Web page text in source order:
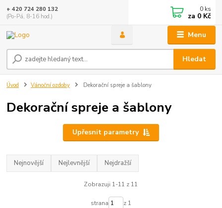
Menu
Hledat
+ 420 724 280 132
(Po-Pá, 8-16 hod.)
0 ks
za 0 Kč
Úvod Vánoční ozdoby Dekorační spreje a šablony
Dekorační spreje a šablony
Upřesnit parametry
Nejnovější Nejlevnější Nejdražší
Zobrazuji 1-11 z 11
strana z 1